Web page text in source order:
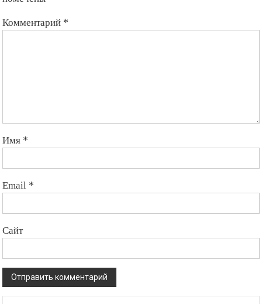
Комментарий *
Имя *
Email *
Сайт